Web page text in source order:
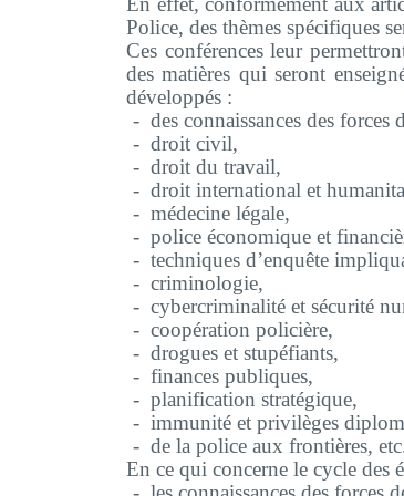
Police, des thèmes spécifiques
Ces conférences leur
des matières qui seront
développés :
- des connaissances des forces
- droit civil,
- droit du travail,
- droit international et
- médecine légale,
- police économique et
- techniques d’enquête
- criminologie,
- cybercriminalité et sécurité
- coopération policière,
- drogues et stupéfiants,
- finances publiques,
- planification stratégique,
- immunité et privilèges
- de la police aux frontières,
En ce qui concerne le cycle des